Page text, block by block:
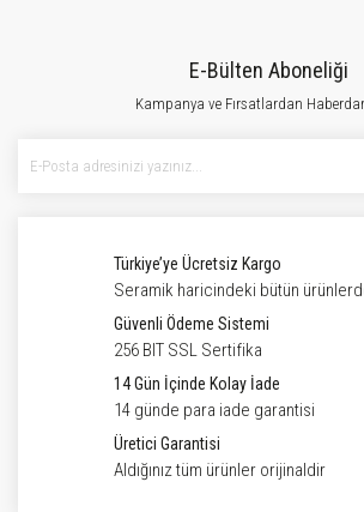
E-Bülten Aboneliği
Kampanya ve Fırsatlardan
Türkiye’ye Ücretsiz Kargo
Seramik haricindeki bütün
Güvenli Ödeme Sistemi
256 BIT SSL Sertifika
14 Gün İçinde Kolay İade
14 günde para iade garantisi
Üretici Garantisi
Aldığınız tüm ürünler orijinaldir